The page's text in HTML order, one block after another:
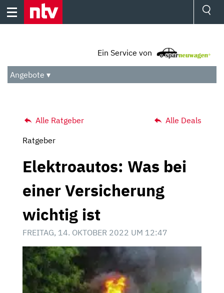
Skip
Wetter
Ein Service von
Angebote ▾
Alle Deals
Alle Ratgeber
Ratgeber
Elektroautos: Was bei
einer Versicherung
wichtig ist
FREITAG, 14. OKTOBER 2022 UM 12:47